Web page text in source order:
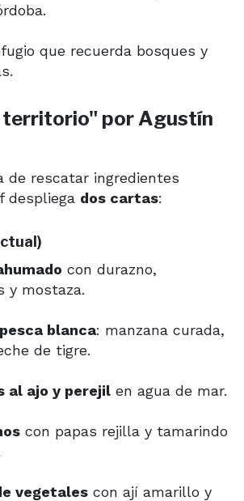
que recuerda bosques y
territorio" por Agustín
de rescatar ingredientes
despliega dos cartas:
con durazno,
y mostaza.
blanca: manzana curada,
de tigre.
al ajo y perejil en agua de mar.
con papas rejilla y tamarindo
vegetales con ají amarillo y